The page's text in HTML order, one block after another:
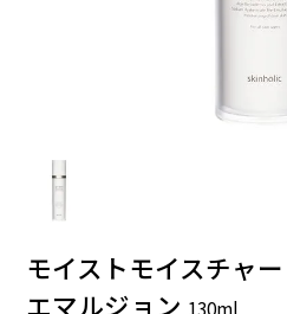
モイストモイスチャー
エマルジョン 130ml